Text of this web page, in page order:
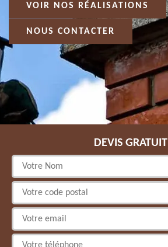
VOIR NOS RÉALISATIONS
NOUS CONTACTER
DEVIS GRATUIT